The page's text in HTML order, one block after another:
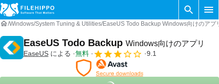
Windows System Tuning & Utilities EaseUS Todo Backup Windows向けのアプ
EaseUS Todo Backup Windows向けのアプリ
EaseUS による 無料 9.1